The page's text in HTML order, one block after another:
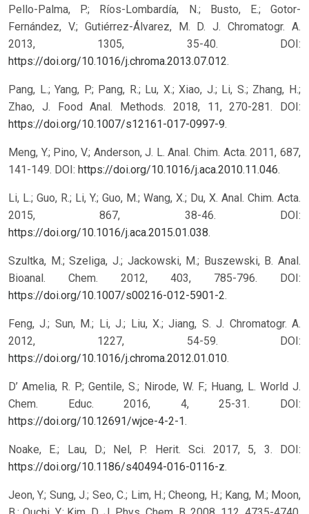
Pello-Palma, P.; Ríos-Lombardía, N.; Busto, E.; Gotor-
Fernández, V.; Gutiérrez-Álvarez, M. D. J. Chromatogr. A.
2013, 1305, 35-40. DOI:
https://doi.org/10.1016/j.chroma.2013.07.012.
Pang, L.; Yang, P.; Pang, R.; Lu, X.; Xiao, J.; Li, S.; Zhang, H.;
Zhao, J. Food Anal. Methods. 2018, 11, 270-281. DOI:
https://doi.org/10.1007/s12161-017-0997-9.
Meng, Y.; Pino, V.; Anderson, J. L. Anal. Chim. Acta. 2011, 687,
141-149. DOI: https://doi.org/10.1016/j.aca.2010.11.046.
Li, L.; Guo, R.; Li, Y.; Guo, M.; Wang, X.; Du, X. Anal. Chim. Acta.
2015, 867, 38-46. DOI:
https://doi.org/10.1016/j.aca.2015.01.038.
Szultka, M.; Szeliga, J.; Jackowski, M.; Buszewski, B. Anal.
Bioanal. Chem. 2012, 403, 785-796. DOI:
https://doi.org/10.1007/s00216-012-5901-2.
Feng, J.; Sun, M.; Li, J.; Liu, X.; Jiang, S. J. Chromatogr. A.
2012, 1227, 54-59. DOI:
https://doi.org/10.1016/j.chroma.2012.01.010.
D’ Amelia, R. P.; Gentile, S.; Nirode, W. F.; Huang, L. World J.
Chem. Educ. 2016, 4, 25-31. DOI:
https://doi.org/10.12691/wjce-4-2-1.
Noake, E.; Lau, D.; Nel, P. Herit. Sci. 2017, 5, 3. DOI:
https://doi.org/10.1186/s40494-016-0116-z.
Jeon, Y.; Sung, J.; Seo, C.; Lim, H.; Cheong, H.; Kang, M.; Moon,